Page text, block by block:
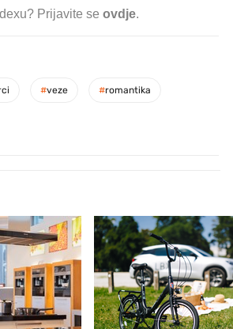
Prijavite se ovdje.
#veze #romantika